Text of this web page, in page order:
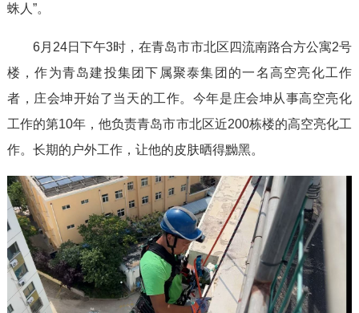
e
o
蛛人”。
6月24日下午3时，在青岛市市北区四流南路合方公寓2号
楼，作为青岛建投集团下属聚泰集团的一名高空亮化工作
者，庄会坤开始了当天的工作。今年是庄会坤从事高空亮化
工作的第10年，他负责青岛市市北区近200栋楼的高空亮化工
作。长期的户外工作，让他的皮肤晒得黝黑。